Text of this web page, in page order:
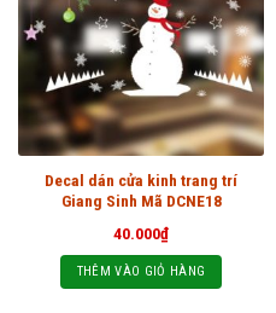
Decal dán cửa kinh trang trí
Giang Sinh Mã DCNE18
40.000₫
THÊM VÀO GIỎ HÀNG